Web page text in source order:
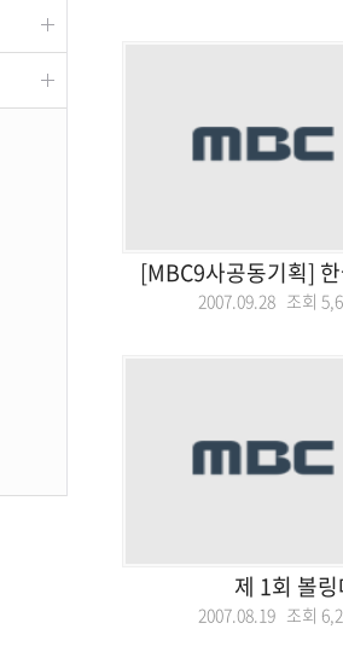
[MBC9사공동기획]
2007.09.28 조회
제 1회 볼
2007.08.19 조회